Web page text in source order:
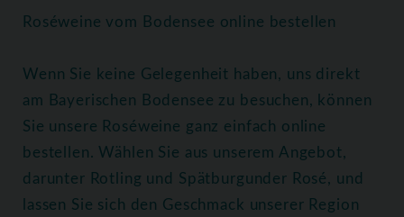
Roséweine vom Bodensee online bestellen
Wenn Sie keine Gelegenheit haben, uns direkt
am Bayerischen Bodensee zu besuchen, können
Sie unsere Roséweine ganz einfach online
bestellen. Wählen Sie aus unserem Angebot,
darunter Rotling und Spätburgunder Rosé, und
lassen Sie sich den Geschmack unserer Region